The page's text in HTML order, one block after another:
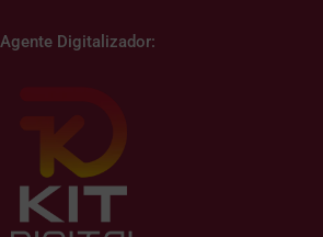
Agente Digitalizador: